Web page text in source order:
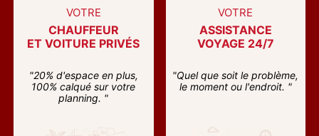
VOTRE
CHAUFFEUR
ET VOITURE PRIVÉS
"20% d'espace en plus,
100% calqué sur votre
planning. "
VOTRE
ASSISTANCE
VOYAGE 24/7
"Quel que soit le problème,
le moment ou l'endroit. "